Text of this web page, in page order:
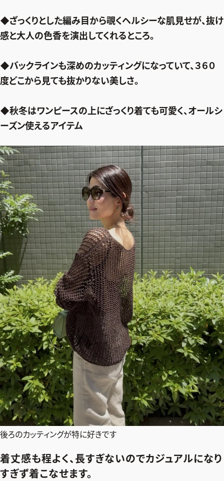
◆ざっくりとした編み目から覗くヘルシーな肌見せが、抜け
感と大人の色香を演出してくれるところ。
◆バックラインも深めのカッティングになっていて、３６０
度どこから見ても抜かりない美しさ。
◆秋冬はワンピースの上にざっくり着ても可愛く、オールシ
ーズン使えるアイテム
後ろのカッティングが特に好きです
着丈感も程よく、長すぎないのでカジュアルになり
すぎず着こなせます。